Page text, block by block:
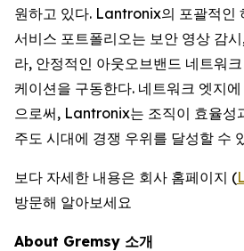
원하고 있다. Lantronix의 포괄적인
서비스 포트폴리오는 보안 영상 감
라, 안정적인 아웃오브밴드 네트워
케이션을 구동한다. 네트워크 엣지
으로써, Lantronix는 조직이 효율성
주도 시대에 경쟁 우위를 달성할 수
보다 자세한 내용은 회사 홈페이지 (
방문해 알아보세요
About Gremsy 소개